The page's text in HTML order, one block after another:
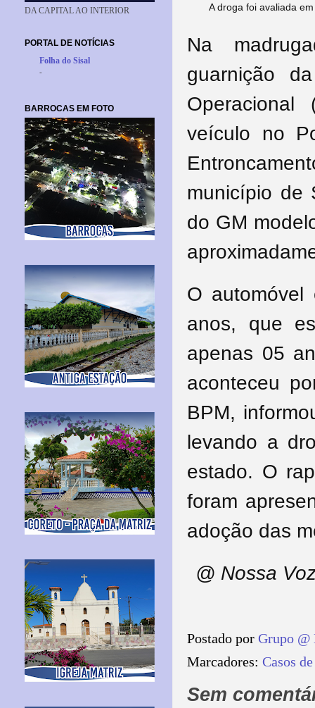
A droga foi avaliada
Na
guarnição
veículo no
município de
do GM
O
anos, que
apenas 05
aconteceu
BPM,
levando a
estado. O
foram
adoção das
@ Nossa
Postado por Grupo @
Marcadores: Casos
Sem
DA CAPITAL AO INTERIOR
PORTAL DE NOTÍCIAS
Folha do Sisal
-
BARROCAS EM FOTO